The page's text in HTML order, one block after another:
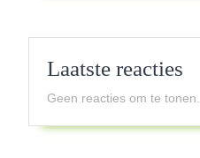
Laatste reacties
Geen reacties om te tonen.